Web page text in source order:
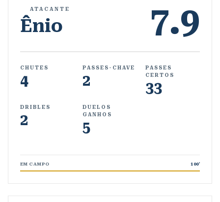
ATACANTE
Ênio 7.9
CHUTES
4
PASSES-CHAVE
2
PASSES
CERTOS
33
DRIBLES
2
DUELOS
GANHOS
5
EM CAMPO 100'